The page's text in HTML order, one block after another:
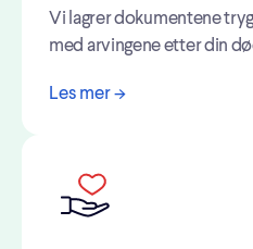
Vi lagrer dokumentene
med arvingene etter din
Les mer ->